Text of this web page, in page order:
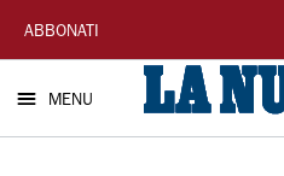
La
Nuova
Sardegna
ABBONATI
MENU